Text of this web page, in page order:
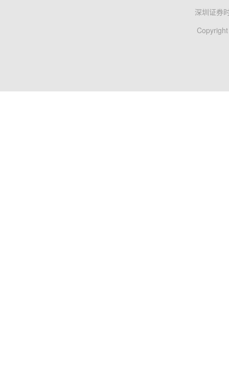
深圳证券